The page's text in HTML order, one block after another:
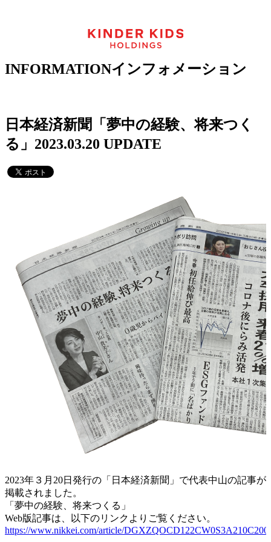
INFORMATIONインフォメーション
日本経済新聞「夢中の経験、将来つく
る」 2023.03.20 UPDATE
2023年３月20日発行の「日本経済新聞」で代表中山の記事が
掲載されました。
「夢中の経験、将来つくる」
Web版記事は、以下のリンクよりご覧ください。
https://www.nikkei.com/article/